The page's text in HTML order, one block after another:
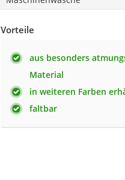
Vorteile
aus besonders
Material
in weiteren Farben
faltbar